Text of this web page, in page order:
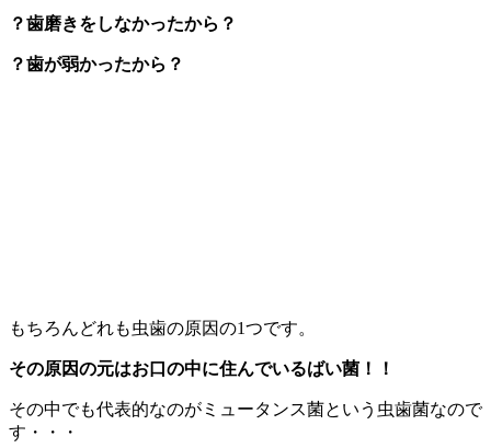
？歯磨きをしなかったから？
？歯が弱かったから？
もちろんどれも虫歯の原因の1つです。
その原因の元はお口の中に住んでいるばい菌！！
その中でも代表的なのがミュータンス菌という虫歯菌なので
す・・・